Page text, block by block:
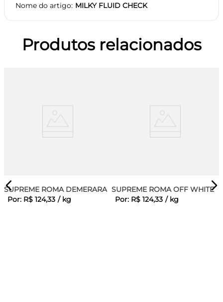
Nome do artigo MILKY FLUID CHECK
Produtos relacionados
SUPREME ROMA DEMERARA
Por: R$ 124,33 / kg
SUPREME ROMA OFF WHITE
Por: R$ 124,33 / kg